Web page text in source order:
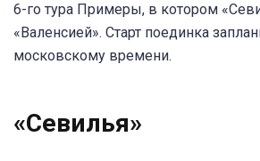
6-го тура Примеры, в котором
«Валенсией». Старт поединка
московскому времени.
«Севилья»